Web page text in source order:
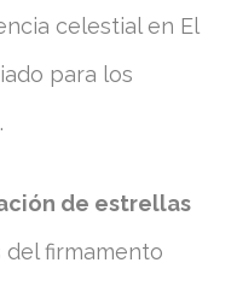
celestial en El
para los
de estrellas
del firmamento